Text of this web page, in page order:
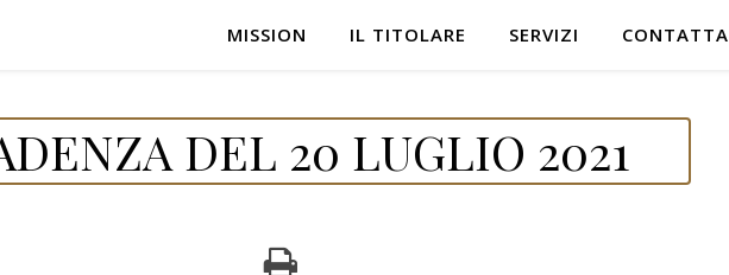
MISSION IL TITOLARE SERVIZI
DEL 20 LUGLIO 2021